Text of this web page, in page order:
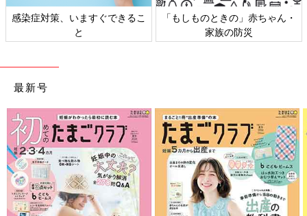
感染症対策、いますぐできるこ
と
「もしものときの」赤ちゃん・
家族の防災
最新号